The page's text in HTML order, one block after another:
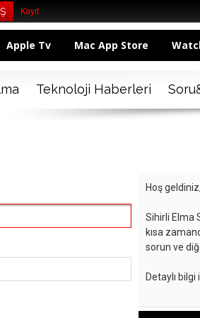
Kayıt
Apple Tv Mac App Store
Teknoloji Haberleri
Hoş geldiniz,
Sihirli Elma
kısa
sorun ve
Detaylı bilgi